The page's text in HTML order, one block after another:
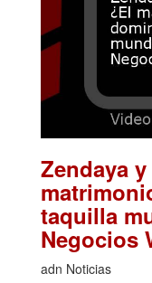
Zendaya
taquilla
Negocios
adn Noticias